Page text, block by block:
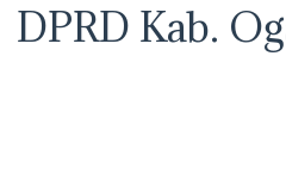
DPRD Kab.